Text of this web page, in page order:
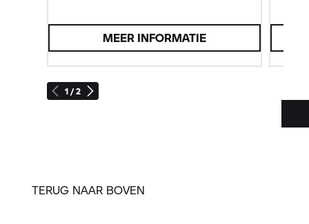
1 / 2
BMW Motorrad-dealers.
MEER INFORMATIE
voor
TERUG NAAR BOVEN